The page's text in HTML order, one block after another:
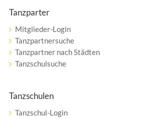
Tanzparter
Mitglieder-Login
Tanzpartnersuche
Tanzpartner nach Städten
Tanzschulsuche
Tanzschulen
Tanzschul-Login